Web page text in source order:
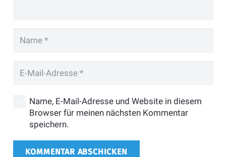
Name, E-Mail-Adresse und Website in diesem
Browser für meinen nächsten Kommentar
speichern.
KOMMENTAR ABSCHICKEN